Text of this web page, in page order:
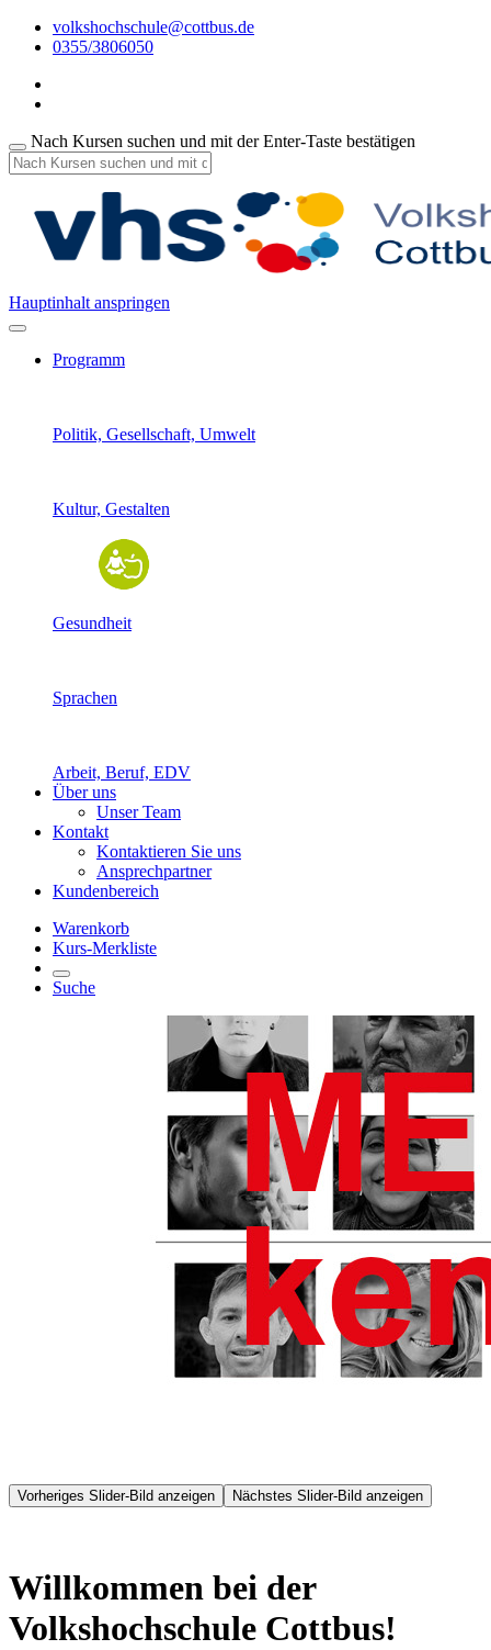
volkshochschule@cottbus.de
0355/3806050
Nach Kursen suchen und mit der Enter-Taste bestätigen
Hauptinhalt anspringen
Programm
Politik, Gesellschaft, Umwelt
Kultur, Gestalten
Gesundheit
Sprachen
Arbeit, Beruf, EDV
Über uns
Unser Team
Kontakt
Kontaktieren Sie uns
Ansprechpartner
Kundenbereich
Warenkorb
Kurs-Merkliste
Suche
Vorheriges Slider-Bild anzeigen Nächstes Slider-Bild anzeigen
Willkommen bei der
Volkshochschule Cottbus!